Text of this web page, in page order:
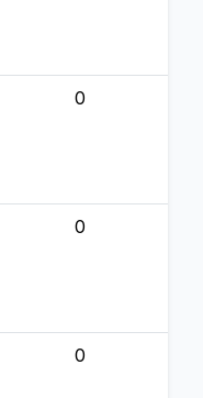
0
0
0